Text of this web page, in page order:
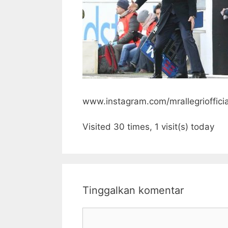
www.instagram.com/
Visited 30 times, 1 visit(s) today
Tinggalkan komentar